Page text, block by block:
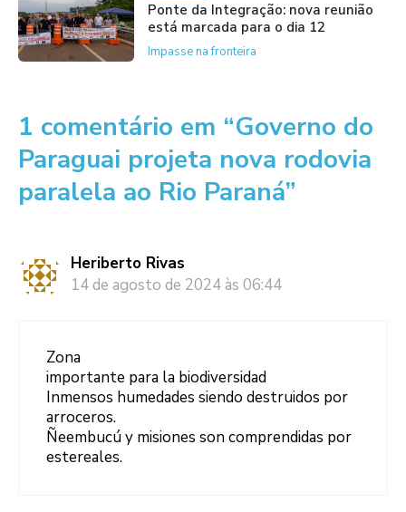
Ponte da Integração: nova reunião
está marcada para o dia 12
Impasse na fronteira
1 comentário em “Governo do
Paraguai projeta nova rodovia
paralela ao Rio Paraná”
Heriberto Rivas
14 de agosto de 2024 às 06:44
Zona
importante para la biodiversidad
Inmensos humedades siendo destruidos por
arroceros.
Ñeembucú y misiones son comprendidas por
estereales.